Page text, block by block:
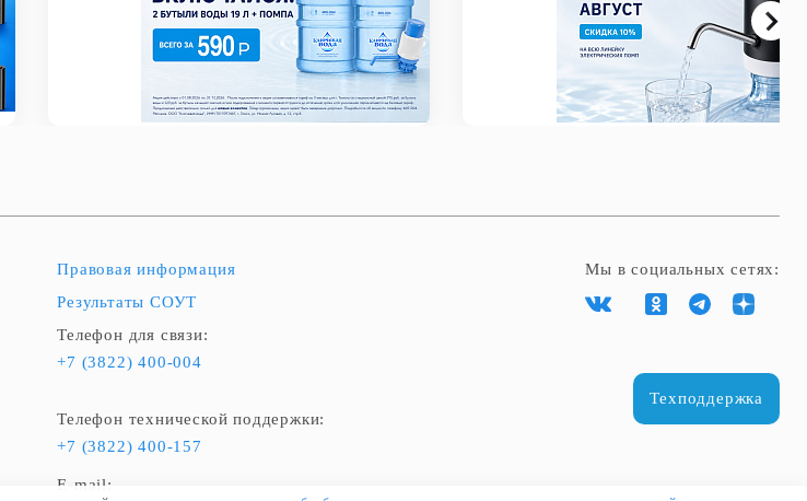
Правовая информация
Результаты СОУТ
Телефон для связи:
+7 (3822) 400-004
Телефон технической поддержки:
+7 (3822) 400-157
E-mail:
Мы в социальных сетях:
Техподдержка